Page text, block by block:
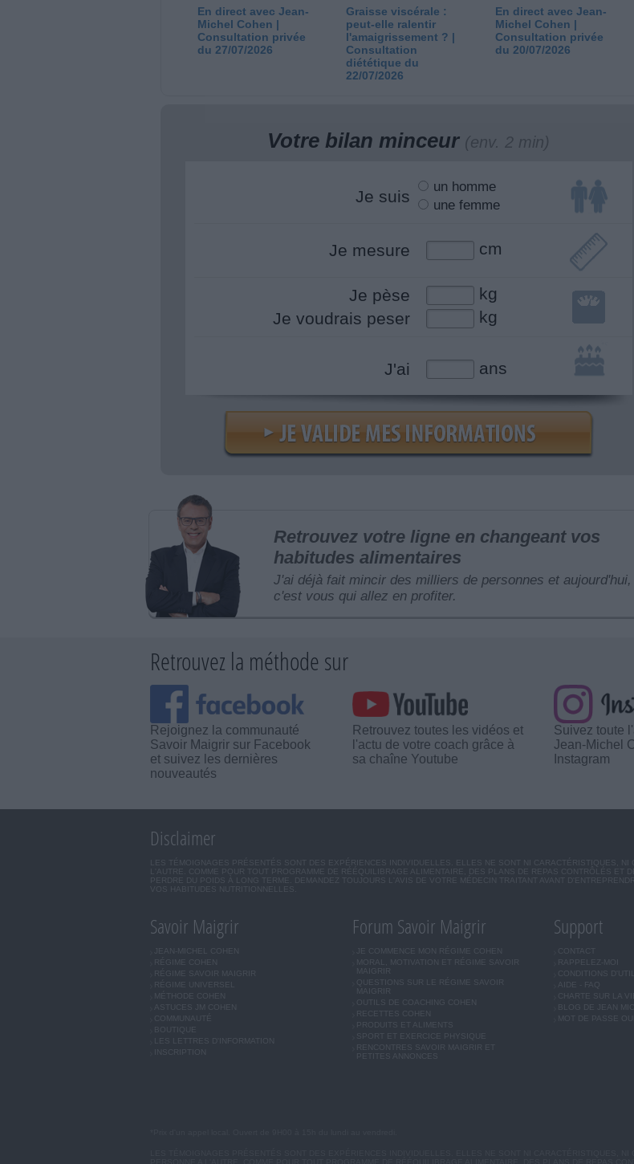
En direct avec Jean-
Michel Cohen |
Consultation privée
du 27/07/2026
Graisse viscérale :
peut-elle ralentir
l'amaigrissement ? |
Consultation
diététique du
22/07/2026
En direct avec Jean-
Michel Cohen |
Consultation privée
du 20/07/2026
Votre bilan minceur (env. 2 min)
Je suis
un homme
une femme
Je mesure cm
Je pèse
kg
Je voudrais peser
kg
J'ai ans
Retrouvez votre ligne en changeant vos
habitudes alimentaires
J'ai déjà fait mincir des milliers de personnes et aujourd'hui,
c'est vous qui allez en profiter.
Retrouvez la méthode sur
Rejoignez la communauté
Savoir Maigrir sur Facebook
et suivez les dernières
nouveautés
Retrouvez toutes les vidéos et
l'actu de votre coach grâce à
sa chaîne Youtube
Suivez toute
Jean-Michel
Instagram
Disclaimer
LES TÉMOIGNAGES PRÉSENTÉS SONT DES EXPÉRIENCES INDIVIDUELLES. ELLES NE SONT NI CARACTÉRISTIQUES,
L'AUTRE. COMME POUR TOUT PROGRAMME DE RÉÉQUILIBRAGE ALIMENTAIRE, DES PLANS DE REPAS CONTRÔLÉS
PERDRE DU POIDS À LONG TERME. DEMANDEZ TOUJOURS L'AVIS DE VOTRE MÉDECIN TRAITANT AVANT
VOS HABITUDES NUTRITIONNELLES.
Savoir Maigrir
JEAN-MICHEL COHEN
RÉGIME COHEN
RÉGIME SAVOIR MAIGRIR
RÉGIME UNIVERSEL
ASTUCES JM COHEN
COMMUNAUTÉ
LES LETTRES D'INFORMATION
INSCRIPTION
Forum Savoir Maigrir
JE COMMENCE MON RÉGIME COHEN
MORAL, MOTIVATION ET RÉGIME SAVOIR
MAIGRIR
QUESTIONS SUR LE RÉGIME SAVOIR
MAIGRIR
OUTILS DE COACHING COHEN
RECETTES COHEN
PRODUITS ET ALIMENTS
SPORT ET EXERCICE PHYSIQUE
RENCONTRES SAVOIR MAIGRIR ET
PETITES ANNONCES
Support
CONTACT
RAPPELEZ-MOI
CONDITIONS
AIDE - FAQ
CHARTE SUR LA
BLOG DE JEAN
MOT DE PASSE